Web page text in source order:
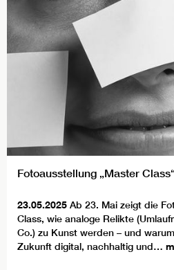
Fotoausstellung „Master
23.05.2025 Ab 23. Mai zeigt die
Class, wie analoge Relikte
Co.) zu Kunst werden – und
Zukunft digital, nachhaltig und…